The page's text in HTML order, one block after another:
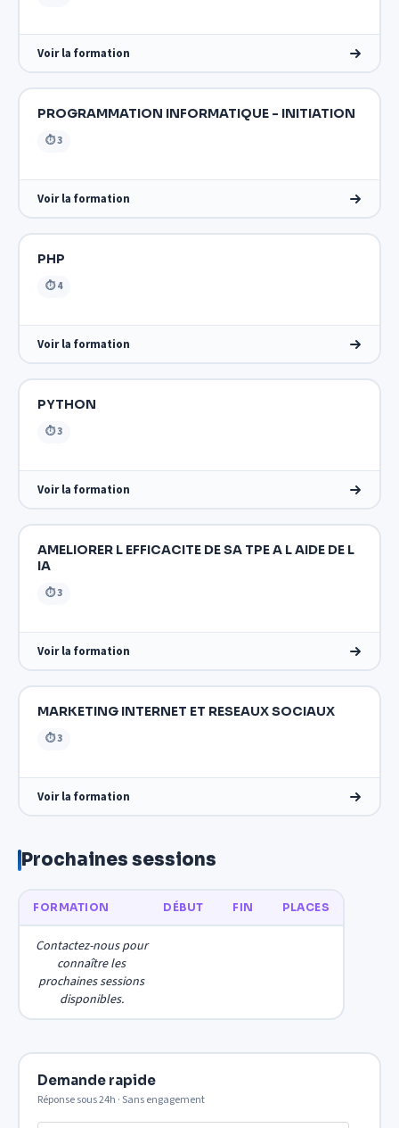
Voir la formation
PROGRAMMATION INFORMATIQUE - INITIATION
⏱ 3
Voir la formation
PHP
⏱ 4
Voir la formation
PYTHON
⏱ 3
Voir la formation
AMELIORER L EFFICACITE DE SA TPE A L AIDE DE L
IA
⏱ 3
Voir la formation
MARKETING INTERNET ET RESEAUX SOCIAUX
⏱ 3
Voir la formation
Prochaines sessions
FORMATION DÉBUT FIN PLACES
Contactez-nous pour
connaître les
prochaines sessions
disponibles.
Demande rapide
Réponse sous 24h · Sans engagement